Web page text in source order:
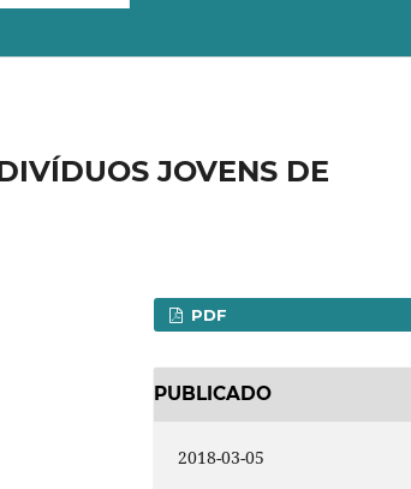
JOVENS DE
PDF
PUBLICADO
2018-03-05